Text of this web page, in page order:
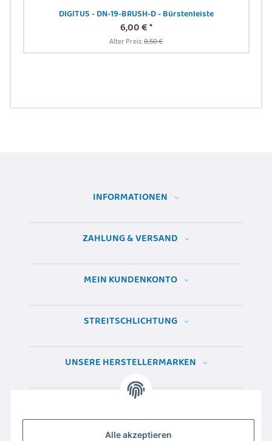
Alle akzeptieren
DIGITUS - DN-19-BRUSH-D - Bürstenleiste
6,00 €*
Alter Preis:8,50 €
INFORMATIONEN
ZAHLUNG & VERSAND
MEIN KUNDENKONTO
STREITSCHLICHTUNG
UNSERE HERSTELLERMARKEN